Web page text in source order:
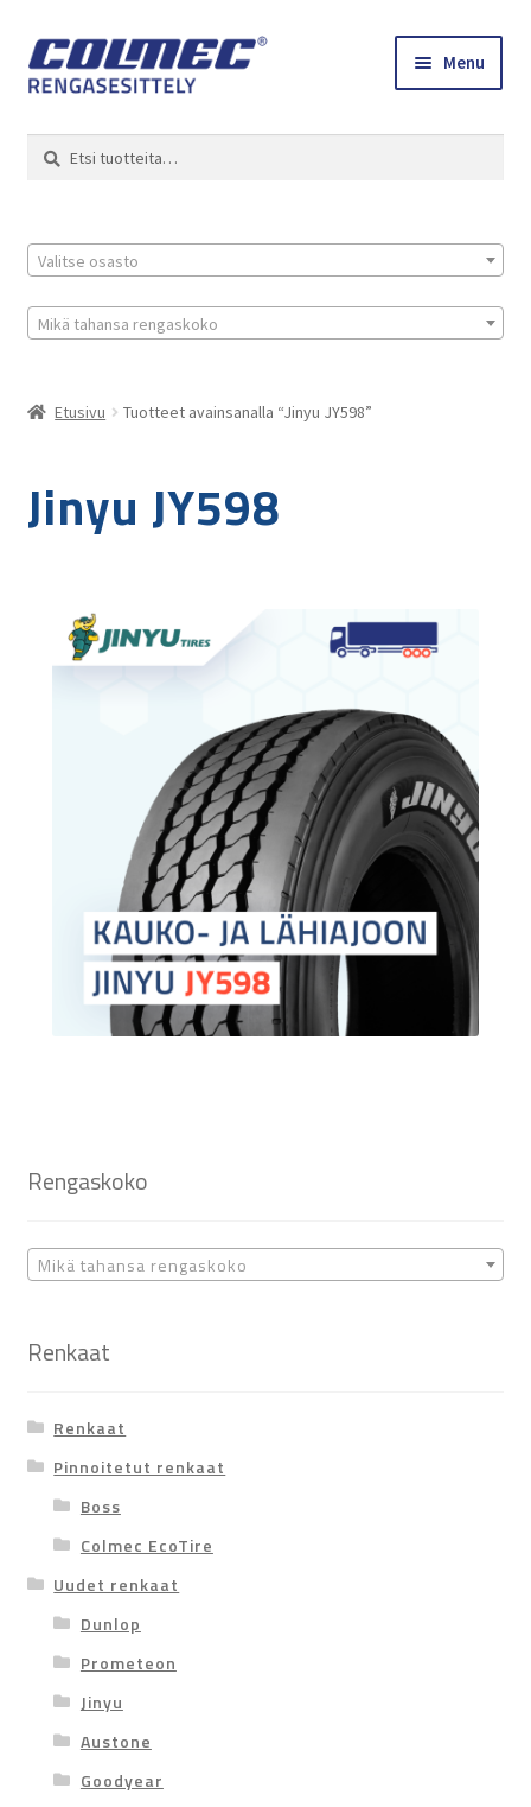
Skip
to
Skip
to
Menu
Colmec
0 tuotetta tarjouspyynnössä
Etsi:
Haku
Valitse osasto
Mikä tahansa rengaskoko
Etusivu Tuotteet avainsanalla “Jinyu JY598”
Jinyu JY598
Rengaskoko
Mikä tahansa rengaskoko
Renkaat
Renkaat
Pinnoitetut renkaat
Boss
Colmec EcoTire
Uudet renkaat
Dunlop
Prometeon
Jinyu
Austone
Goodyear